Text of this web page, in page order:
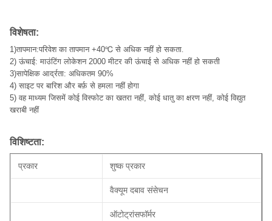
विशेषता:
1)तापमान:परिवेश का तापमान +40℃ से अधिक नहीं हो सकता
2) ऊंचाई: माउंटिंग लोकेशन 2000 मीटर की ऊंचाई से अधिक नहीं हो सकती
3)सापेक्षिक आर्द्रता: अधिकतम 90%
4) साइट पर बारिश और बर्फ़ से हमला नहीं होगा
5) वह माध्यम जिसमें कोई विस्फोट का खतरा नहीं, कोई धातु का क्षरण नहीं, कोई विद्युत
खराबी नहीं
विशिष्टता:
प्रकार शुष्क प्रकार
वैक्यूम दबाव संसेचन
ऑटोट्रांसफॉर्मर